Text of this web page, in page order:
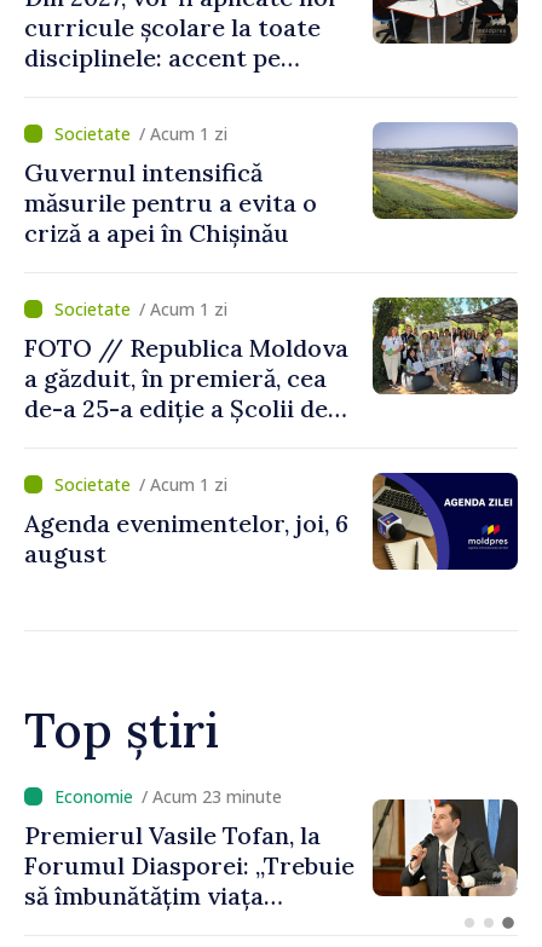
curricule școlare la toate
disciplinele: accent pe
și folosirea cunoștințelor în
situații reale/ Acum 1 zi
Guvernul intensifică
măsurile pentru a evita o
criză a apei în Chișinău
/ Acum 1 zi
FOTO // Republica Moldova
a găzduit, în premieră, cea
de-a 25-a ediție a Școlii de
/ Acum 1 zi
Agenda evenimentelor, joi, 6
august
Top știri
/ Acum 6 minute
Un specialist din diaspora își
propune să revină în
Republica Moldova pentru a